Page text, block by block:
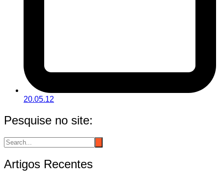
20.05.12
Pesquise no site:
Artigos Recentes